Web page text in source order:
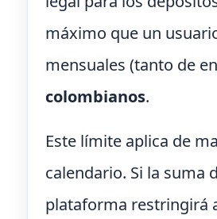
máximo que un
mensuales (tanto de
colombianos.
Este límite aplica de
calendario. Si la suma
plataforma restringirá